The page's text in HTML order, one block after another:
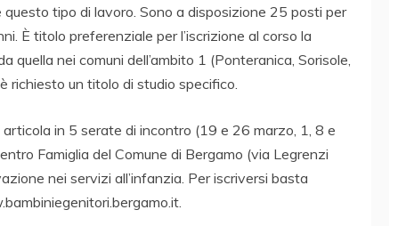
tipo di lavoro. Sono a disposizione 25 posti per
È titolo preferenziale per l’iscrizione al corso la
quella nei comuni dell’ambito 1 (Ponteranica, Sorisole,
richiesto un titolo di studio specifico.
in 5 serate di incontro (19 e 26 marzo, 1, 8 e
Famiglia del Comune di Bergamo (via Legrenzi
nei servizi all’infanzia. Per iscriversi basta